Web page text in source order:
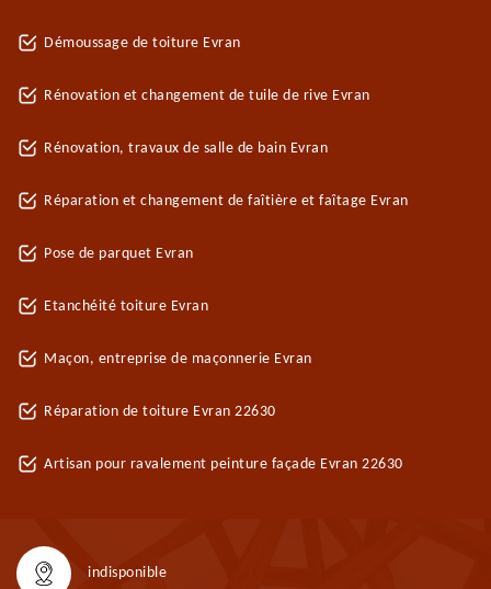
Démoussage de toiture Evran
Rénovation et changement de tuile de rive Evran
Rénovation, travaux de salle de bain Evran
Réparation et changement de faîtière et faîtage Evran
Pose de parquet Evran
Etanchéité toiture Evran
Maçon, entreprise de maçonnerie Evran
Réparation de toiture Evran 22630
Artisan pour ravalement peinture façade Evran 22630
indisponible